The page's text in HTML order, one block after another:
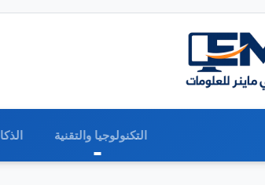
التكنولوجيا والتقنية